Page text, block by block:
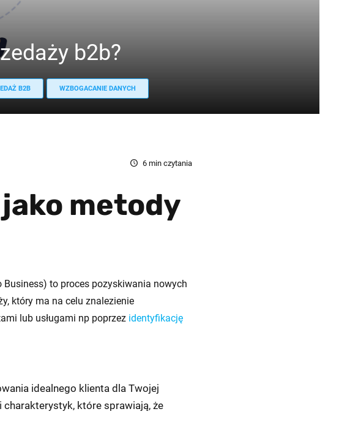
b2b?
B2B WZBOGACANIE DANYCH
6 min czytania
metody
Business) to proces pozyskiwania nowych
który ma na celu znalezienie
lub usługami np poprzez identyfikację
idealnego klienta dla Twojej
które sprawiają, że